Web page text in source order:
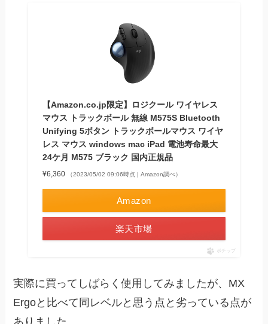
【Amazon.co.jp限定】ロジクール ワイヤレス
マウス トラックボール 無線 M575S Bluetooth
Unifying 5ボタン トラックボールマウス ワイヤ
レス マウス windows mac iPad 電池寿命最大
24ケ月 M575 ブラック 国内正規品
¥6,360 （2023/05/02 09:06時点 | Amazon調べ）
Amazon
楽天市場
ポチップ
実際に買ってしばらく使用してみましたが、MX
Ergoと比べて同レベルと思う点と劣っている点が
ありました。